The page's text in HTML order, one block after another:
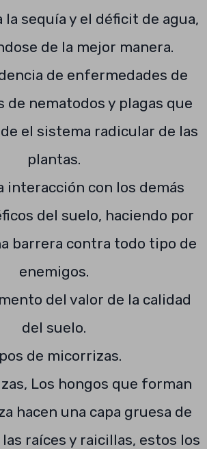
la sequía y el déficit de agua,
de la mejor manera.
de enfermedades de
de nematodos y plagas que
el sistema radicular de las
plantas.
interacción con los demás
del suelo, haciendo por
barrera contra todo tipo de
enemigos.
del valor de la calidad
del suelo.
de micorrizas.
Los hongos que forman
hacen una capa gruesa de
raíces y raicillas, estos los